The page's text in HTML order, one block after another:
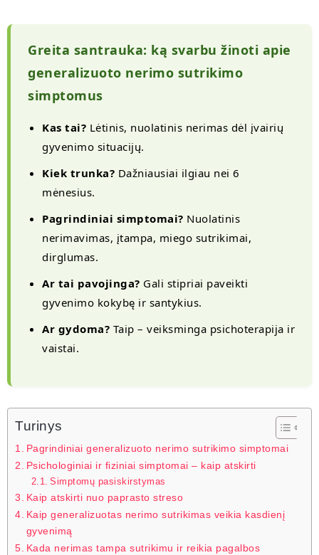
Greita santrauka: ką svarbu žinoti apie
generalizuoto nerimo sutrikimo
simptomus
Kas tai? Lėtinis, nuolatinis nerimas dėl įvairių
gyvenimo situacijų.
Kiek trunka? Dažniausiai ilgiau nei 6
mėnesius.
Pagrindiniai simptomai? Nuolatinis
nerimavimas, įtampa, miego sutrikimai,
dirglumas.
Ar tai pavojinga? Gali stipriai paveikti
gyvenimo kokybę ir santykius.
Ar gydoma? Taip – veiksminga psichoterapija ir
vaistai.
Turinys
Pagrindiniai generalizuoto nerimo sutrikimo simptomai
Psichologiniai ir fiziniai simptomai – kaip atskirti
Simptomų pasiskirstymas
Kaip atskirti nuo paprasto streso
Kaip generalizuotas nerimo sutrikimas veikia kasdienį
gyvenimą
Kada nerimas tampa sutrikimu ir reikia pagalbos